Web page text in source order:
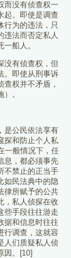
而没有侦查权一
起。即使是调查
行为的违法，只
违法而否定私人
船人。
没有侦查权，但
。即使从刑事诉
权并不矛盾，
。
是公民依法享有
探和防止个人私
一般情况下，任
息，都必须事先
不禁止的正当手
如民法典中的隐
律所赋予的公共
，私人侦探在收
些手段往往游走
据和信息时往往
行调查，这就容
人们质疑私人侦
因。[10]